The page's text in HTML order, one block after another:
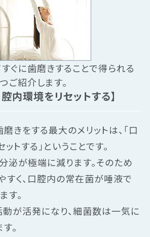
ぐに歯磨きすることで得られる
ご紹介します。
内環境をリセットする】
きをする最大のメリットは、「口
トする」ということです。
泌が極端に減ります。そのため
すく、口腔内の常在菌が唾液で
す。
動が活発になり、細菌数は一気に
。